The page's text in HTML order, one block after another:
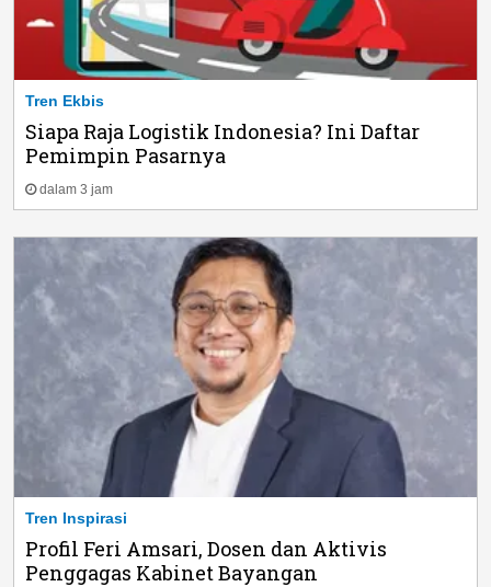
Tren Ekbis
Siapa Raja Logistik Indonesia? Ini Daftar
Pemimpin Pasarnya
dalam 3 jam
Tren Inspirasi
Profil Feri Amsari, Dosen dan Aktivis
Penggagas Kabinet Bayangan